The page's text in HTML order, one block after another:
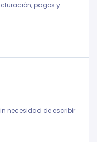
pagos y
necesidad de escribir